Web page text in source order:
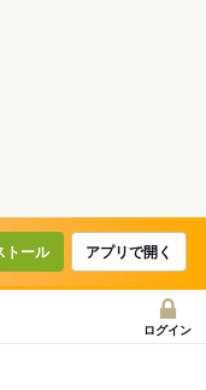
トール アプリで開く
ログイン